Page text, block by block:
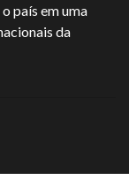
país em uma
da